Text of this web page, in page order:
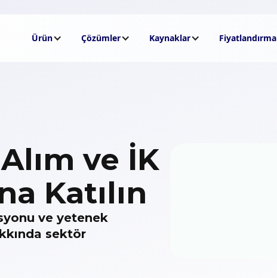
Ürün Çözümler Kaynaklar Fiyatlandırma
ve İK
Katılın
ve yetenek
sektör